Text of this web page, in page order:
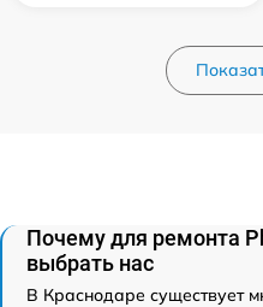
Почему для ремонта
выбрать нас
В Краснодаре существует